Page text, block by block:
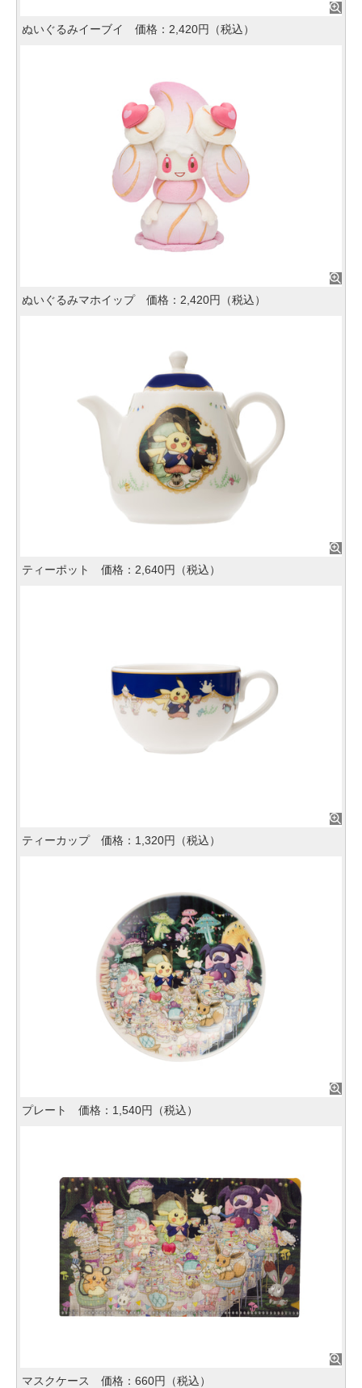
ぬいぐるみイーブイ 価格：2,420円（税込）
ぬいぐるみマホイップ 価格：2,420円（税込）
ティーポット 価格：2,640円（税込）
ティーカップ 価格：1,320円（税込）
プレート 価格：1,540円（税込）
マスクケース 価格：660円（税込）